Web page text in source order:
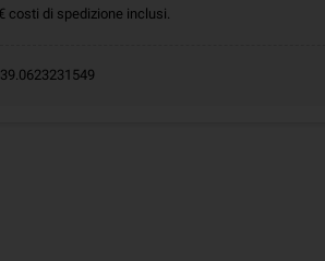
costi di spedizione inclusi.